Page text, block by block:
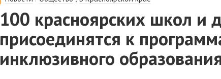
100 красноярских школ и
присоединятся к
инклюзивного